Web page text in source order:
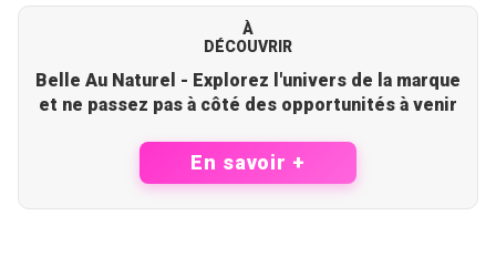
À
DÉCOUVRIR
Belle Au Naturel - Explorez l'univers de la marque
et ne passez pas à côté des opportunités à venir
En savoir +